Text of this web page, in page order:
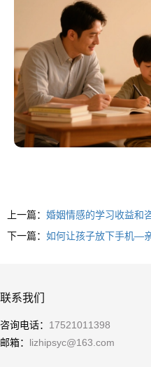
上一篇： 婚姻情感的学习收益和
下一篇： 如何让孩子放下手机—
联系我们
咨询电话： 17521011398
邮箱： lizhipsyc@163.com